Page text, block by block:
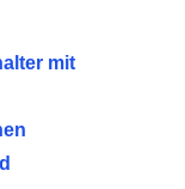
mit